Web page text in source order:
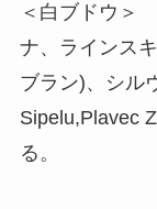
＜白ブドウ＞
ナ、ラインス
ブラン)、シル
Sipelu,Plavec
る。